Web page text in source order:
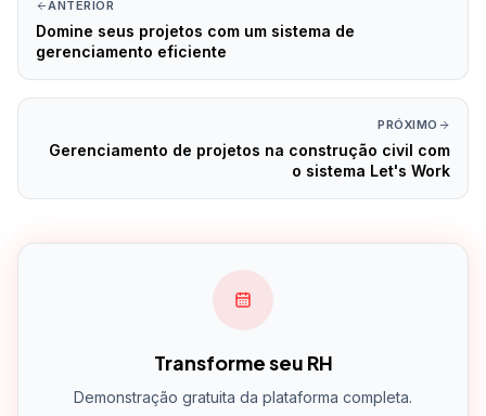
ANTERIOR
Domine seus projetos com um sistema de
gerenciamento eficiente
PRÓXIMO
Gerenciamento de projetos na construção civil com
o sistema Let's Work
Transforme seu RH
Demonstração gratuita da plataforma completa.